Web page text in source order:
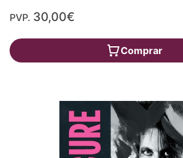
PVP. 30,00€
Comprar